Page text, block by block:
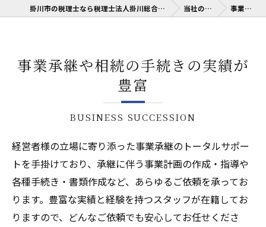
掛川市の税理士なら税理士法人掛川総合会計事務所 当社の特徴 事業承継
事業承継や相続の手続きの実績が
豊富
BUSINESS SUCCESSION
経営者様の立場に寄り添った事業承継のトータルサポー
トを手掛けており、承継に伴う事業計画の作成・指導や
各種手続き・書類作成など、あらゆるご依頼を承ってお
ります。豊富な実績と経験を持つスタッフが在籍してお
りますので、どんなご依頼でも安心してお任せくださ